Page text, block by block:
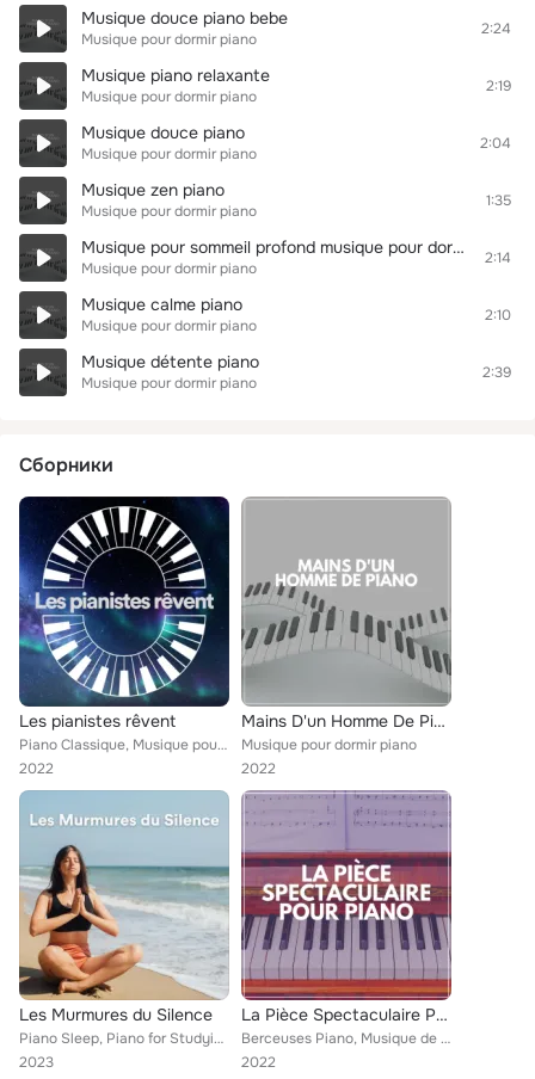
Musique douce piano bebe
Musique pour dormir piano
2:24
Musique piano relaxante
Musique pour dormir piano
2:19
Musique douce piano
Musique pour dormir piano
2:04
Musique zen piano
Musique pour dormir piano
1:35
Musique pour sommeil profond musique pour dormir profondement piano
Musique pour dormir piano
2:14
Musique calme piano
Musique pour dormir piano
2:10
Musique détente piano
Musique pour dormir piano
2:39
Сборники
Les pianistes rêvent
Piano Classique, Musique pour dormir piano, Musique Triste Piano
2022
Mains D'un Homme De Piano
Musique pour dormir piano
2022
Les Murmures du Silence
Piano Sleep, Piano for Studying, Musique pour dormir piano
2023
La Pièce Spectaculaire Pour Piano
Berceuses Piano, Musique de Piano Classiques, Musique pour dormir piano
2022